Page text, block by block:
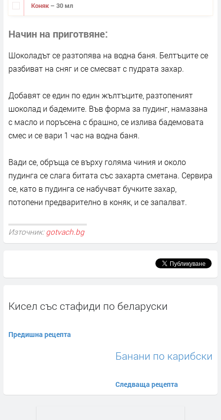
Коняк – 30 мл
Начин на приготвяне
Шоколадът се разтопява на водна баня. Белтъците се
разбиват на сняг и се смесват с пудрата захар.
Добавят се един по един жълтъците, разтопеният
шоколад и бадемите. Във форма за пудинг, намазана
с масло и поръсена с брашно, се излива бадемовата
смес и се вари 1 час на водна баня.
Вади се, обръща се върху голяма чиния и около
пудинга се слага битата със захарта сметана. Сервира
се, като в пудинга се набучват бучките захар,
потопени предварително в коняк, и се запалват.
Източник: gotvach.bg
Кисел със стафиди по беларуски
Предишна рецепта
Банани по карибски
Следваща рецепта